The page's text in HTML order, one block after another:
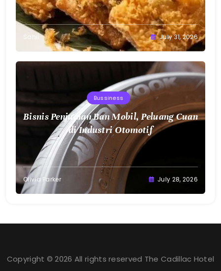
Sahil July 31, 2026
Bussiness
Bisnis Penjualan Ban Mobil, Peluang Cuan
di Industri Otomotif
Olivia Parker July 28, 2026
Copyright © 2026 All rights reserved The Cadillac Hotel